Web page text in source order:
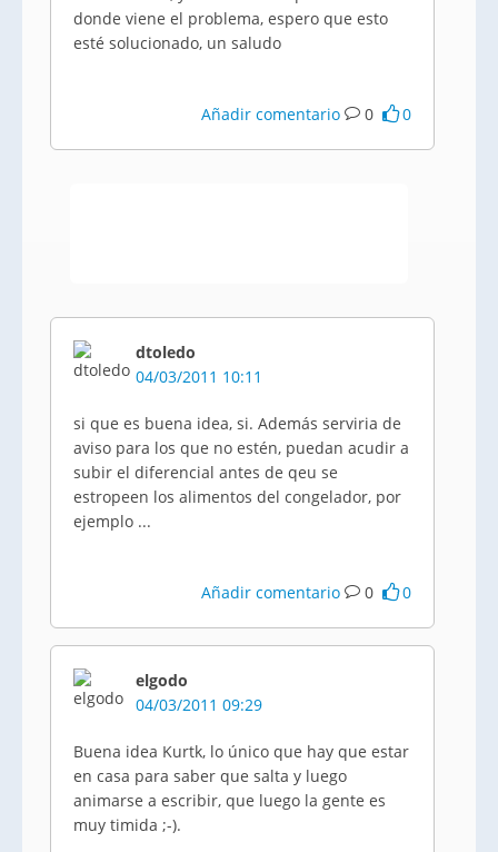
donde viene el problema, espero que esto
esté solucionado, un saludo
Añadir comentario 0 0
dtoledo
04/03/2011 10:11
si que es buena idea, si. Además serviria de
aviso para los que no estén, puedan acudir a
subir el diferencial antes de qeu se
estropeen los alimentos del congelador, por
ejemplo ...
Añadir comentario 0 0
elgodo
04/03/2011 09:29
Buena idea Kurtk, lo único que hay que estar
en casa para saber que salta y luego
animarse a escribir, que luego la gente es
muy timida ;-).